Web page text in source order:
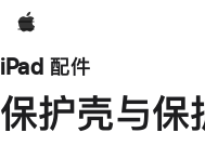
Apple
iPad 配件
保护壳与保